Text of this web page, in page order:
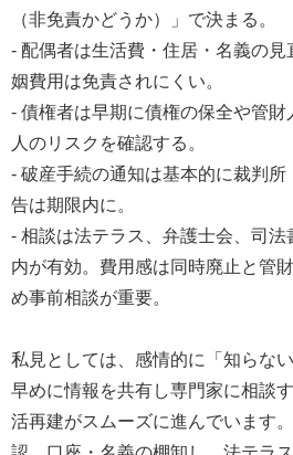
（非免責かどうか）」で決まる。
- 配偶者は生活費・住居・名義の
姻費用は免責されにくい。
- 債権者は早期に債権の保全や管
人のリスクを確認する。
- 破産手続の通知は基本的に裁判
告は期限内に。
- 相談は法テラス、弁護士会、司
内が有効。費用感は同時廃止と管
め事前相談が重要。
私見としては、感情的に「知らな
早めに情報を共有し専門家に相談
活再建がスムーズに進んでいます